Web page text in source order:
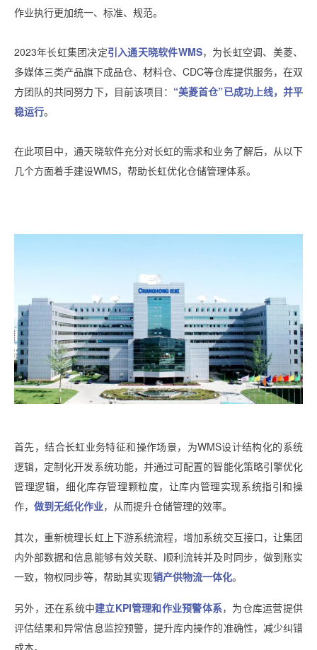
作业执行更加统一、标准、规范。
2023年长虹集团决定引入通天晓软件WMS，为长虹空调、美菱、
多媒体三类产品旗下成品仓、材料仓、CDC等仓库提供服务，在双
方团队的共同努力下，目前该项目： “美菱首仓”已成功上线，并平
稳运行。
在此项目中，通天晓软件充分对长虹的需求和业务了解后，从以下
几个方面着手建设WMS，帮助长虹优化仓储管理体系。
首先，结合长虹业务特征和操作场景，为WMS设计结构化的系统
逻辑，定制化开发系统功能，并通过可配置的智能化策略引擎优化
管理逻辑，细化库存管理颗粒度，让库内管理实现系统指引和操
作， 做到无纸化作业，从而提升仓储管理的效率。
其次，重新梳理长虹上下游系统流程，增加系统交互接口，让集团
内外部数据和信息能够有效关联、顺利流转并及时同步，做到账实
一致，物权同步等，帮助其实现销产供物流一体化。
另外，还在系统中建立KPI管理和作业预警体系，为仓库运营提供
评估结果和异常信息监控预警，提升库内操作的准确性，减少纠错